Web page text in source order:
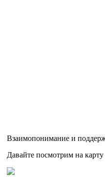
Взаимопонимание и
Давайте посмотрим на